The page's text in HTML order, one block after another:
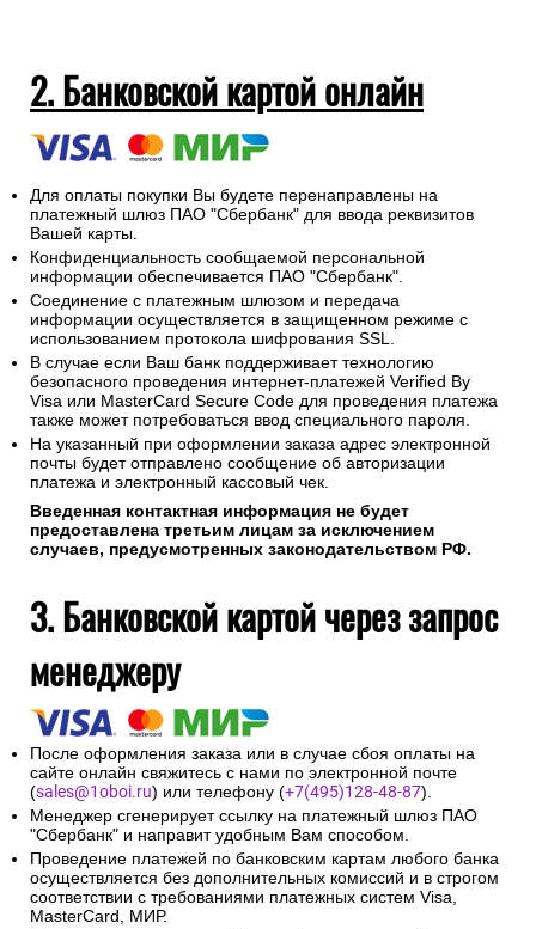
2. Банковской картой онлайн
Для оплаты покупки Вы будете перенаправлены на
платежный шлюз ПАО "Сбербанк" для ввода реквизитов
Вашей карты.
Конфиденциальность сообщаемой персональной
информации обеспечивается ПАО "Сбербанк".
Соединение с платежным шлюзом и передача
информации осуществляется в защищенном режиме с
использованием протокола шифрования SSL.
В случае если Ваш банк поддерживает технологию
безопасного проведения интернет-платежей Verified By
Visa или MasterCard Secure Code для проведения платежа
также может потребоваться ввод специального пароля.
На указанный при оформлении заказа адрес электронной
почты будет отправлено сообщение об авторизации
платежа и электронный кассовый чек.
Введенная контактная информация не будет
предоставлена третьим лицам за исключением
случаев, предусмотренных законодательством РФ.
3. Банковской картой через запрос
менеджеру
После оформления заказа или в случае сбоя оплаты на
сайте онлайн свяжитесь с нами по электронной почте
(sales@1oboi.ru) или телефону (+7(495)128-48-87).
Менеджер сгенерирует ссылку на платежный шлюз ПАО
"Сбербанк" и направит удобным Вам способом.
Проведение платежей по банковским картам любого банка
осуществляется без дополнительных комиссий и в строгом
соответствии с требованиями платежных систем Visa,
MasterCard, МИР.